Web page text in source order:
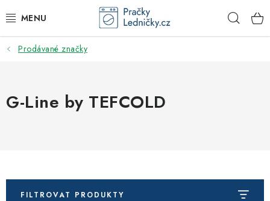
na
DODAVATEL
VOLNĚ STOJÍCÍ SPOTŘEBIČE
ODSAVAČE PAR
Prodávané značky
G-Line by TEFCOLD
FILTROVAT PRODUKTY